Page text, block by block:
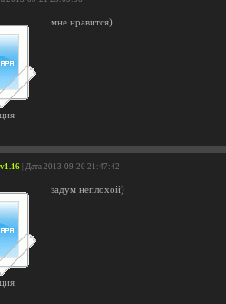
мне нравится)
| Дата 2013-09-20 21:47:42
задум неплохой)